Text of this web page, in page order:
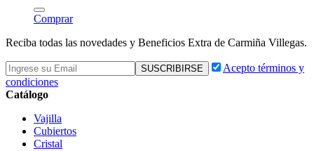
Comprar
Reciba todas las novedades y Beneficios Extra de Carmiña Villegas.
Acepto términos y
condiciones
Catálogo
Vajilla
Cubiertos
Cristal